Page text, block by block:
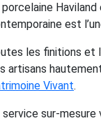
porcelaine
est
les finitions et
artisans
Vivant.
service sur-